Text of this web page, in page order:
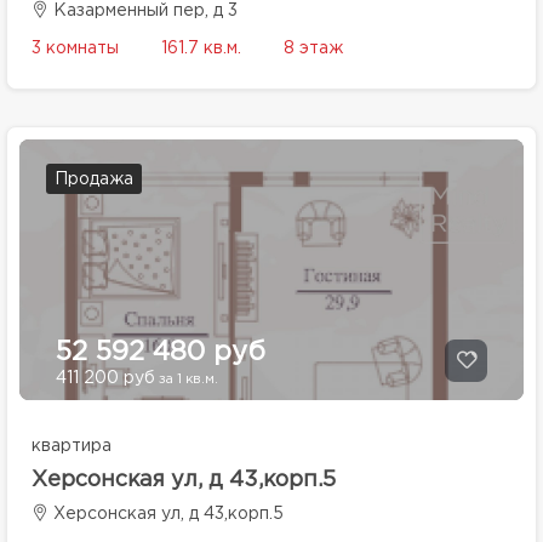
Казарменный пер, д 3
3 комнаты 161.7 кв.м. 8 этаж
Продажа
52 592 480 руб
411 200 руб за 1 кв.м.
квартира
Херсонская ул, д 43,корп.5
Херсонская ул, д 43,корп.5